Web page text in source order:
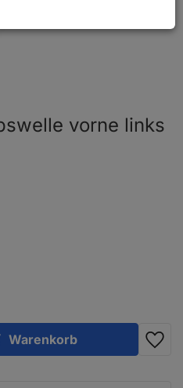
vorne links
Warenkorb